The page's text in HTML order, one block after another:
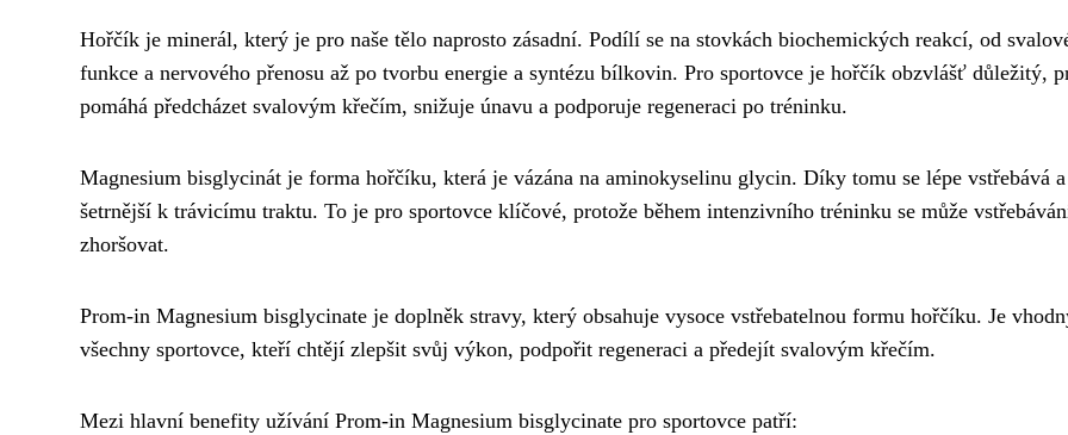
Hořčík je minerál, který je pro naše tělo naprosto zásadní. Podílí se na stovkách biochemických reakcí, od
funkce a nervového přenosu až po tvorbu energie a syntézu bílkovin. Pro sportovce je hořčík obzvlášť důležitý,
pomáhá předcházet svalovým křečím, snižuje únavu a podporuje regeneraci po tréninku.
Magnesium bisglycinát je forma hořčíku, která je vázána na aminokyselinu glycin. Díky tomu se lépe vstřebává
šetrnější k trávicímu traktu. To je pro sportovce klíčové, protože během intenzivního tréninku se může
zhoršovat.
Prom-in Magnesium bisglycinate je doplněk stravy, který obsahuje vysoce vstřebatelnou formu hořčíku. Je
všechny sportovce, kteří chtějí zlepšit svůj výkon, podpořit regeneraci a předejít svalovým křečím.
Mezi hlavní benefity užívání Prom-in Magnesium bisglycinate pro sportovce patří: